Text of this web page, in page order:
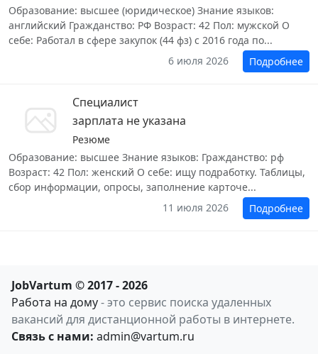
Образование: высшее (юридическое) Знание языков:
английский Гражданство: РФ Возраст: 42 Пол: мужской О
себе: Работал в сфере закупок (44 фз) с 2016 года по...
6 июля 2026
Подробнее
Специалист
зарплата не указана
Резюме
Образование: высшее Знание языков: Гражданство: рф
Возраст: 42 Пол: женский О себе: ищу подработку. Таблицы,
сбор информации, опросы, заполнение карточе...
11 июля 2026
Подробнее
JobVartum © 2017 - 2026
Работа на дому- это сервис поиска удаленных
вакансий для дистанционной работы в интернете.
Связь с нами: admin@vartum.ru